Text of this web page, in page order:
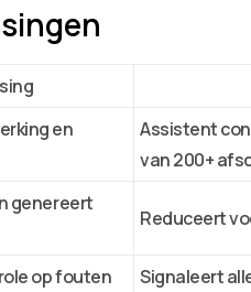
en
Assistent
van 200+
genereert
Reduceert
op fouten
Signaleert